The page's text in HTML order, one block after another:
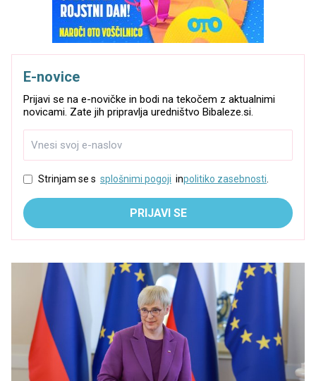
E-novice
Prijavi se na e-novičke in bodi na tekočem z aktualnimi
novicami. Zate jih pripravlja uredništvo Bibaleze.si.
Strinjam se s splošnimi pogoji inpolitiko zasebnosti
PRIJAVI SE